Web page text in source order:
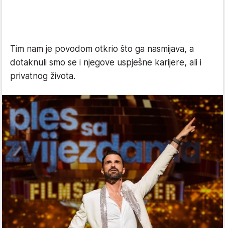
Tim nam je povodom otkrio što ga nasmijava, a
dotaknuli smo se i njegove uspješne karijere, ali i
privatnog života.